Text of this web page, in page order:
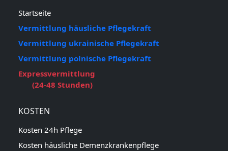
Startseite
Vermittlung häusliche Pflegekraft
Vermittlung ukrainische Pflegekraft
Vermittlung polnische Pflegekraft
Expressvermittlung
(24-48 Stunden)
KOSTEN
Kosten 24h Pflege
Kosten häusliche Demenzkrankenpflege